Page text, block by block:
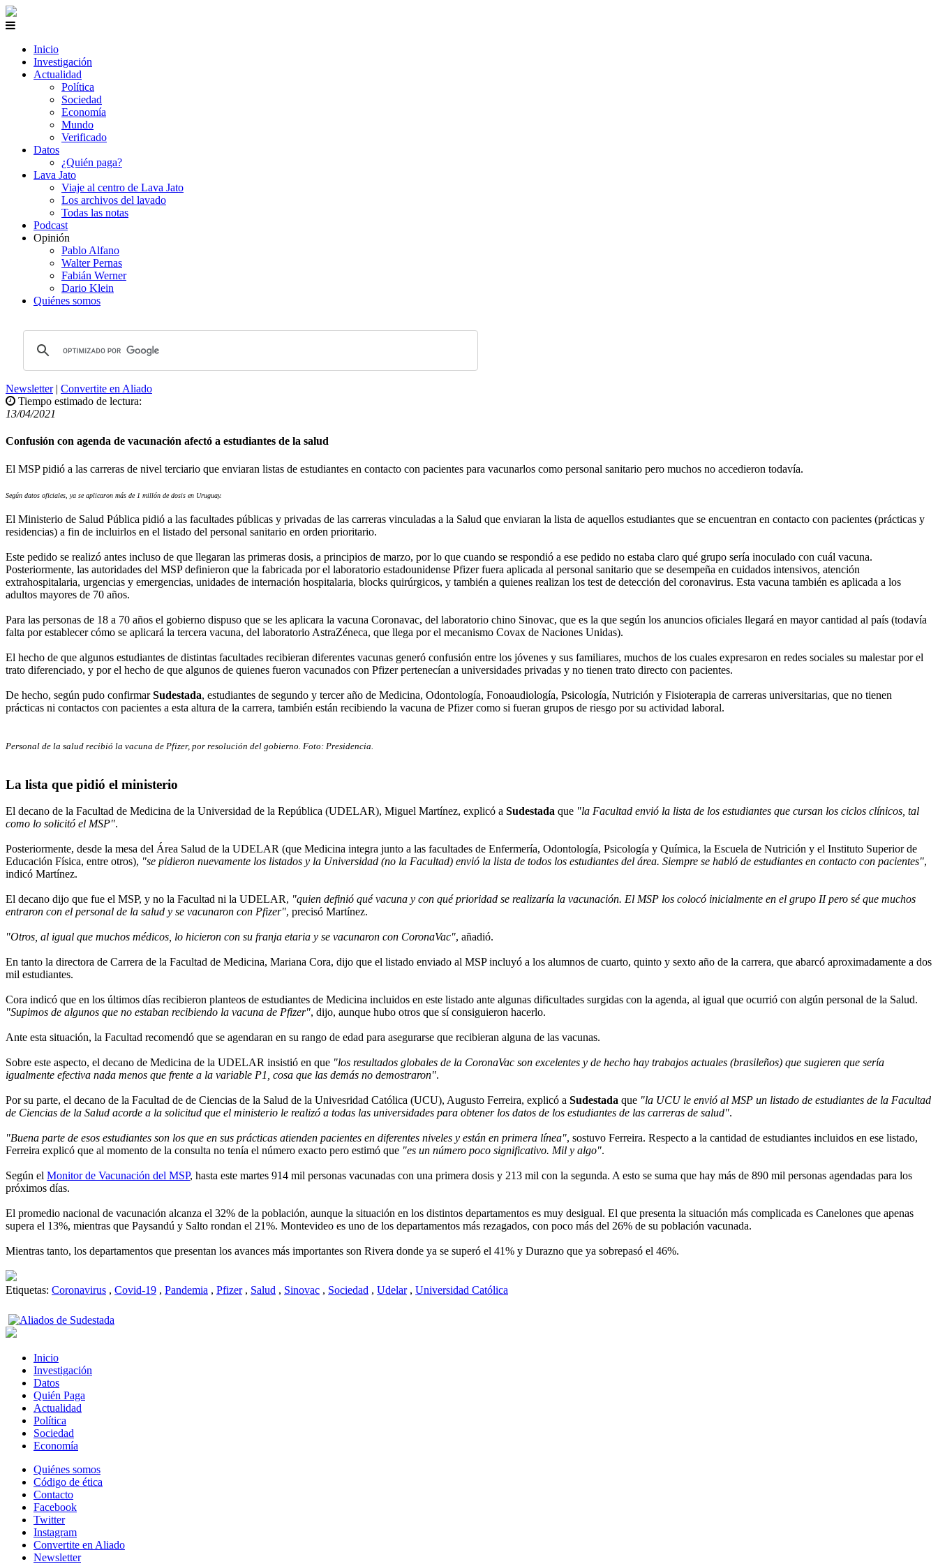
Inicio
Investigación
Actualidad
Política
Sociedad
Economía
Mundo
Verificado
Datos
¿Quién paga?
Lava Jato
Viaje al centro de Lava Jato
Los archivos del lavado
Todas las notas
Podcast
Opinión
Pablo Alfano
Walter Pernas
Fabián Werner
Dario Klein
Quiénes somos
Newsletter| Convertite en Aliado
Tiempo estimado de lectura:
13/04/2021
Confusión con agenda de vacunación afectó a estudiantes de la salud
El MSP pidió a las carreras de nivel terciario que enviaran listas de estudiantes en contacto con pacientes para vacunarlos como personal sanitario pero muchos no accedieron todavía.
Según datos oficiales, ya se aplicaron más de 1 millón de dosis en Uruguay.
El Ministerio de Salud Pública pidió a las facultades públicas y privadas de las carreras vinculadas a la Salud que enviaran la lista de aquellos estudiantes que se encuentran en contacto con pacientes (prácticas y
residencias) a fin de incluirlos en el listado del personal sanitario en orden prioritario.
Este pedido se realizó antes incluso de que llegaran las primeras dosis, a principios de marzo, por lo que cuando se respondió a ese pedido no estaba claro qué grupo sería inoculado con cuál vacuna.
Posteriormente, las autoridades del MSP definieron que la fabricada por el laboratorio estadounidense Pfizer fuera aplicada al personal sanitario que se desempeña en cuidados intensivos, atención
extrahospitalaria, urgencias y emergencias, unidades de internación hospitalaria, blocks quirúrgicos, y también a quienes realizan los test de detección del coronavirus. Esta vacuna también es aplicada a los
adultos mayores de 70 años.
Para las personas de 18 a 70 años el gobierno dispuso que se les aplicara la vacuna Coronavac, del laboratorio chino Sinovac, que es la que según los anuncios oficiales llegará en mayor cantidad al país (todavía
falta por establecer cómo se aplicará la tercera vacuna, del laboratorio AstraZéneca, que llega por el mecanismo Covax de Naciones Unidas).
El hecho de que algunos estudiantes de distintas facultades recibieran diferentes vacunas generó confusión entre los jóvenes y sus familiares, muchos de los cuales expresaron en redes sociales su malestar por el
trato diferenciado, y por el hecho de que algunos de quienes fueron vacunados con Pfizer pertenecían a universidades privadas y no tienen trato directo con pacientes.
De hecho, según pudo confirmarSudestada, estudiantes de segundo y tercer año de Medicina, Odontología, Fonoaudiología, Psicología, Nutrición y Fisioterapia de carreras universitarias, que no tienen
prácticas ni contactos con pacientes a esta altura de la carrera, también están recibiendo la vacuna de Pfizer como si fueran grupos de riesgo por su actividad laboral.
Personal de la salud recibió la vacuna de Pfizer, por resolución del gobierno. Foto: Presidencia.
La lista que pidió el ministerio
El decano de la Facultad de Medicina de la Universidad de la República (UDELAR), Miguel Martínez, explicó a Sudestada que "la Facultad envió la lista de los estudiantes que cursan los ciclos clínicos, tal
como lo solicitó el MSP".
Posteriormente, desde la mesa del Área Salud de la UDELAR (que Medicina integra junto a las facultades de Enfermería, Odontología, Psicología y Química, la Escuela de Nutrición y el Instituto Superior de
Educación Física, entre otros), "se pidieron nuevamente los listados y la Universidad (no la Facultad) envió la lista de todos los estudiantes del área. Siempre se habló de estudiantes en contacto con pacientes",
indicó Martínez.
El decano dijo que fue el MSP, y no la Facultad ni la UDELAR, "quien definió qué vacuna y con qué prioridad se realizaría la vacunación. El MSP los colocó inicialmente en el grupo II pero sé que muchos
entraron con el personal de la salud y se vacunaron con Pfizer", precisó Martínez.
"Otros, al igual que muchos médicos, lo hicieron con su franja etaria y se vacunaron con CoronaVac", añadió.
En tanto la directora de Carrera de la Facultad de Medicina, Mariana Cora, dijo que el listado enviado al MSP incluyó a los alumnos de cuarto, quinto y sexto año de la carrera, que abarcó aproximadamente a dos
mil estudiantes.
Cora indicó que en los últimos días recibieron planteos de estudiantes de Medicina incluidos en este listado ante algunas dificultades surgidas con la agenda, al igual que ocurrió con algún personal de la Salud.
"Supimos de algunos que no estaban recibiendo la vacuna de Pfizer", dijo, aunque hubo otros que sí consiguieron hacerlo.
Ante esta situación, la Facultad recomendó que se agendaran en su rango de edad para asegurarse que recibieran alguna de las vacunas.
Sobre este aspecto, el decano de Medicina de la UDELAR insistió en que "los resultados globales de la CoronaVac son excelentes y de hecho hay trabajos actuales (brasileños) que sugieren que sería
igualmente efectiva nada menos que frente a la variable P1, cosa que las demás no demostraron".
Por su parte, el decano de la Facultad de de Ciencias de la Salud de la Univesridad Católica (UCU), Augusto Ferreira, explicó a Sudestada que "la UCU le envió al MSP un listado de estudiantes de la Facultad
de Ciencias de la Salud acorde a la solicitud que el ministerio le realizó a todas las universidades para obtener los datos de los estudiantes de las carreras de salud".
"Buena parte de esos estudiantes son los que en sus prácticas atienden pacientes en diferentes niveles y están en primera línea", sostuvo Ferreira. Respecto a la cantidad de estudiantes incluidos en ese listado,
Ferreira explicó que al momento de la consulta no tenía el número exacto pero estimó que "es un número poco significativo. Mil y algo".
Según el Monitor de Vacunación del MSP, hasta este martes 914 mil personas vacunadas con una primera dosis y 213 mil con la segunda. A esto se suma que hay más de 890 mil personas agendadas para los
próximos días.
El promedio nacional de vacunación alcanza el 32% de la población, aunque la situación en los distintos departamentos es muy desigual. El que presenta la situación más complicada es Canelones que apenas
supera el 13%, mientras que Paysandú y Salto rondan el 21%. Montevideo es uno de los departamentos más rezagados, con poco más del 26% de su población vacunada.
Mientras tanto, los departamentos que presentan los avances más importantes son Rivera donde ya se superó el 41% y Durazno que ya sobrepasó el 46%.
Etiquetas: Coronavirus , Covid-19 , Pandemia , Pfizer , Salud , Sinovac , Sociedad , Udelar , Universidad Católica
Inicio
Investigación
Datos
Quién Paga
Actualidad
Política
Sociedad
Economía
Quiénes somos
Código de ética
Contacto
Facebook
Twitter
Instagram
Convertite en Aliado
Newsletter